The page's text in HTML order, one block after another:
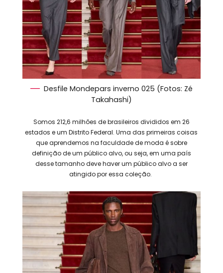
Desfile Mondepars inverno 025 (Fotos: Zé
Takahashi)
Somos 212,6 milhões de brasileiros divididos em 26
estados e um Distrito Federal. Uma das primeiras coisas
que aprendemos na faculdade de moda é sobre
definição de um público alvo, ou seja, em uma país
desse tamanho deve haver um público alvo a ser
atingido por essa coleção.